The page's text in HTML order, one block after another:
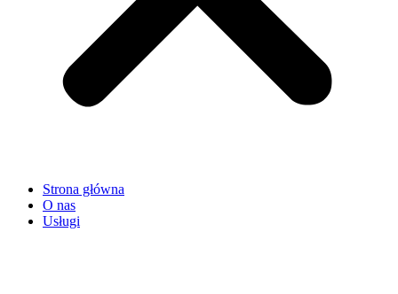
Strona główna
O nas
Usługi